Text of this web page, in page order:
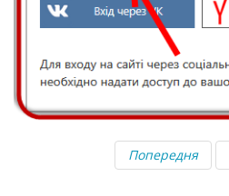
Попередня